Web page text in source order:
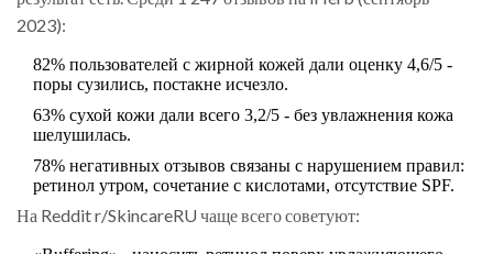
2023):
82% пользователей с жирной кожей дали оценку 4,6/5 -
поры сузились, постакне исчезло.
63% сухой кожи дали всего 3,2/5 - без увлажнения кожа
шелушилась.
78% негативных отзывов связаны с нарушением правил:
ретинол утром, сочетание с кислотами, отсутствие SPF.
На Reddit r/SkincareRU чаще всего советуют: